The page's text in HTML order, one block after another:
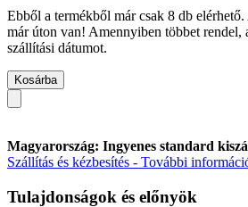
Ebből a termékből már csak 8 db
már úton van! Amennyiben többet rendel,
szállítási dátumot.
Kosárba
Magyarország: Ingyenes standard
Szállítás és kézbesítés - További
Tulajdonságok és előnyök